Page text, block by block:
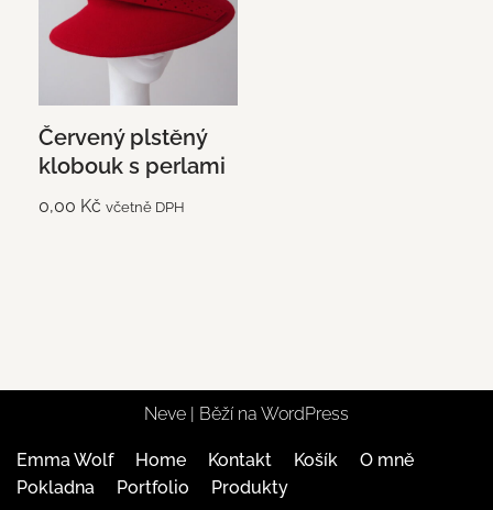
Červený plstěný
klobouk s perlami
0,00 Kč včetně DPH
Neve | Běží na WordPress
Emma Wolf Home Kontakt Košík
O mně
Pokladna
Portfolio Produkty